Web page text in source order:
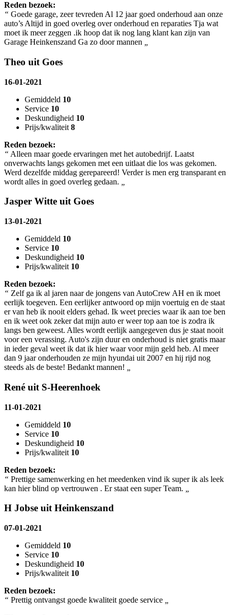
Reden bezoek:
“ Goede garage, zeer tevreden Al 12 jaar goed onderhoud aan onze
auto’s Altijd in goed overleg over onderhoud en reparaties Tja wat
moet ik meer zeggen .ik hoop dat ik nog lang klant kan zijn van
Garage Heinkenszand Ga zo door mannen
Theo uit Goes
16-01-2021
Gemiddeld 10
Service 10
Deskundigheid 10
Prijs/kwaliteit 8
Reden bezoek:
“ Alleen maar goede ervaringen met het autobedrijf. Laatst
onverwachts langs gekomen met een uitlaat die los was gekomen.
Werd dezelfde middag gerepareerd! Verder is men erg transparant en
wordt alles in goed overleg gedaan.
Jasper Witte uit Goes
13-01-2021
Gemiddeld 10
Service 10
Deskundigheid 10
Prijs/kwaliteit 10
Reden bezoek:
“ Zelf ga ik al jaren naar de jongens van AutoCrew AH en ik moet
eerlijk toegeven. Een eerlijker antwoord op mijn voertuig en de staat
er van heb ik nooit elders gehad. Ik weet precies waar ik aan toe ben
en ik weet ook zeker dat mijn auto er weer top aan toe is zodra ik
langs ben geweest. Alles wordt eerlijk aangegeven dus je staat nooit
voor een verassing. Auto's zijn duur en onderhoud is niet gratis maar
in ieder geval weet ik dat ik hier waar voor mijn geld heb. Al meer
dan 9 jaar onderhouden ze mijn hyundai uit 2007 en hij rijd nog
steeds als de beste! Bedankt mannen!
René uit S-Heerenhoek
11-01-2021
Gemiddeld 10
Service 10
Deskundigheid 10
Prijs/kwaliteit 10
Reden bezoek:
“ Prettige samenwerking en het meedenken vind ik super ik als leek
kan hier blind op vertrouwen . Er staat een super Team.
H Jobse uit Heinkenszand
07-01-2021
Gemiddeld 10
Service 10
Deskundigheid 10
Prijs/kwaliteit 10
Reden bezoek:
“ Prettig ontvangst goede kwaliteit goede service